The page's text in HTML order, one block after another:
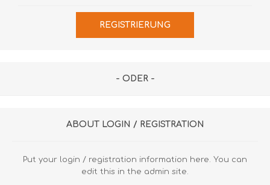
REGISTRIERUNG
- ODER -
ABOUT LOGIN / REGISTRATION
Put your login / registration information here. You can
edit this in the admin site.